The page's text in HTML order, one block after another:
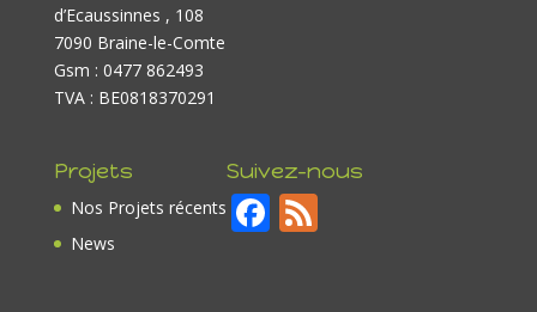
d’Ecaussinnes , 108
7090 Braine-le-Comte
Gsm : 0477 862493
TVA : BE0818370291
Projets
Nos Projets récents
News
Suivez-nous
F F